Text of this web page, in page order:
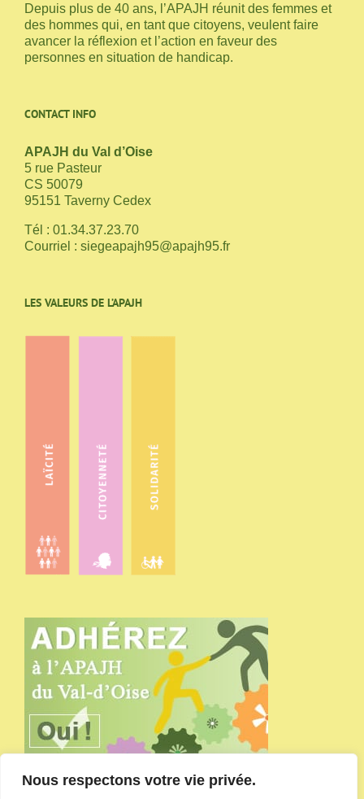
Nous respectons votre vie privée.
Depuis plus de 40 ans, l’APAJH réunit des femmes et
des hommes qui, en tant que citoyens, veulent faire
avancer la réflexion et l’action en faveur des
personnes en situation de handicap.
CONTACT INFO
APAJH du Val d’Oise
5 rue Pasteur
CS 50079
95151 Taverny Cedex
Tél : 01.34.37.23.70
Courriel : siegeapajh95@apajh95.fr
LES VALEURS DE L’APAJH